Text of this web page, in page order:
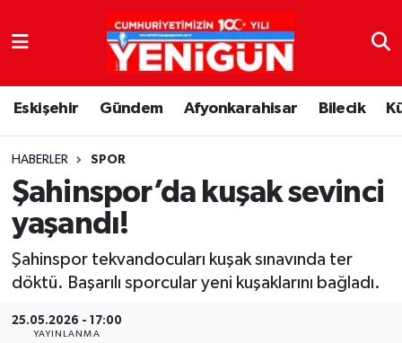
Eskişehir Gündem Afyonkarahisar Bilecik
HABERLER SPOR
Şahinspor’da kuşak sevinci
yaşandı!
Şahinspor tekvandocuları kuşak sınavında ter
döktü. Başarılı sporcular yeni kuşaklarını bağladı.
25.05.2026 - 17:00
YAYINLANMA
Nöbetçi Eczaneler
Hava Durumu
Trafik Durumu
Süper Lig Puan Durumu ve Fikstür
Tüm Manşetler
Son Dakika Haberleri